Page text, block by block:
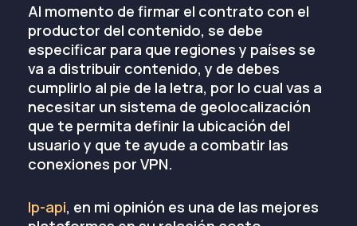
Al momento de firmar el contrato con el
productor del contenido, se debe
especificar para que regiones y países se
va a distribuir contenido, y de debes
cumplirlo al pie de la letra, por lo cual vas a
necesitar un sistema de geolocalización
que te permita definir la ubicación del
usuario y que te ayude a combatir las
conexiones por VPN.
Ip-api, en mi opinión es una de las mejores